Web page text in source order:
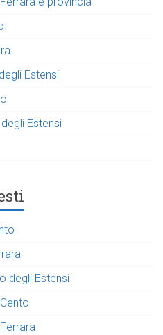
Estensi
Estensi
degli Estensi